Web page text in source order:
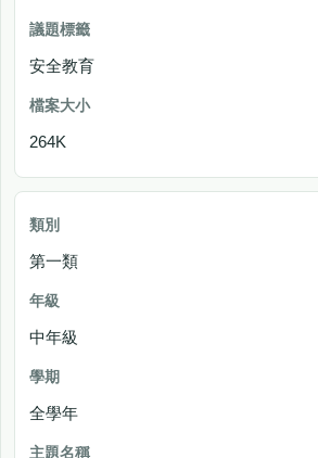
安全教育
264K
第一類
中年級
全學年